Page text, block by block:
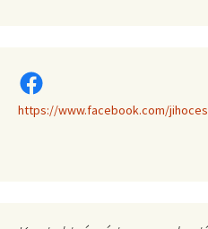
https://www.facebook.com/jihoceskytenisovysvaz
https://www.facebook.com/